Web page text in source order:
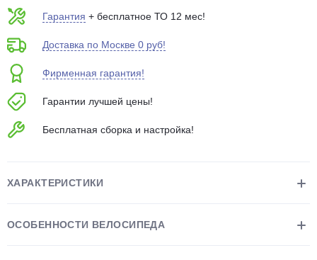
Гарантия + бесплатное ТО 12 мес!
Доставка по Москве 0 руб!
Фирменная гарантия!
Гарантии лучшей цены!
Бесплатная сборка и настройка!
ХАРАКТЕРИСТИКИ
ОСОБЕННОСТИ ВЕЛОСИПЕДА
Подробнее
Остались вопросы?